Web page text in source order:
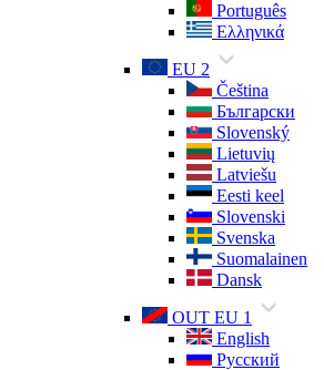
Português
Ελληνικά
EU 2
Čeština
Български
Slovenský
Lietuvių
Latviešu
Eesti keel
Slovenski
Svenska
Suomalainen
Dansk
OUT EU 1
English
Русский